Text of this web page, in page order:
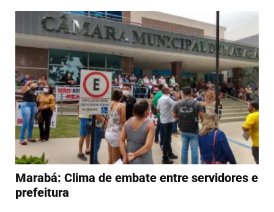
Marabá: Clima de embate entre servidores e
prefeitura